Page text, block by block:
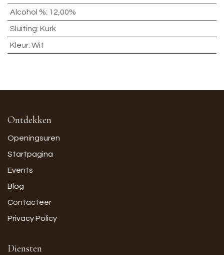
Alcohol %: 12,00%
Sluiting: Kurk
Kleur: Wit
Ontdekken
Openingsuren
Startpagina
Events
Blog
Contacteer
Privacy Policy
Diensten